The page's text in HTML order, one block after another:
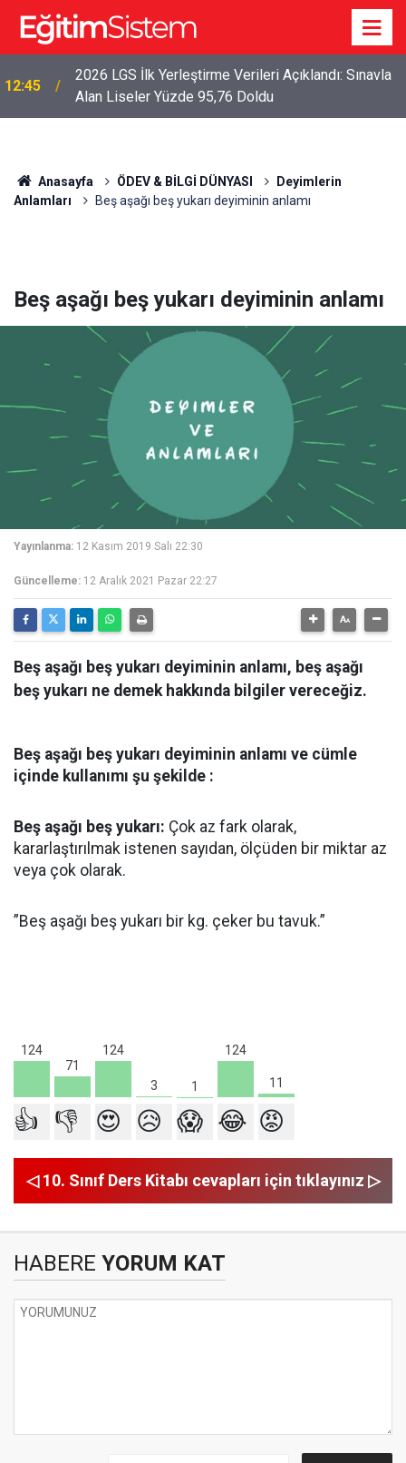
12:45
2026 LGS İlk Yerleştirme Verileri Açıklandı: Sınavla
Alan Liseler Yüzde 95,76 Doldu
Anasayfa ÖDEV & BİLGİ DÜNYASI
Deyimlerin
Anlamları
Beş aşağı beş yukarı deyiminin anlamı
Beş aşağı beş yukarı deyiminin anlamı
Yayınlanma: 12 Kasım 2019 Salı 22:30
Güncelleme: 12 Aralık 2021 Pazar 22:27
Beş aşağı beş yukarı deyiminin anlamı, beş aşağı
beş yukarı ne demek hakkında bilgiler vereceğiz.
Beş aşağı beş yukarı deyiminin anlamı ve cümle
içinde kullanımı şu şekilde :
Beş aşağı beş yukarı: Çok az fark olarak,
kararlaştırılmak istenen sayıdan, ölçüden bir miktar az
veya çok olarak.
”Beş aşağı beş yukarı bir kg. çeker bu tavuk.”
124
71
124
3 1
124
11
👍 👎 😍 😥 😱 😂 😡
◁ 10. Sınıf Ders Kitabı cevapları için tıklayınız ▷
HABERE YORUM KAT